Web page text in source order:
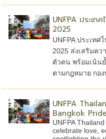
UNFPA ประเ
2025
UNFPA ประเทศ
2025 ส่งเสริมคว
ตัวตน พร้อมเน้น
ตามกฎหมาย กอ
UNFPA
Bangkok
UNFPA
celebrate love,